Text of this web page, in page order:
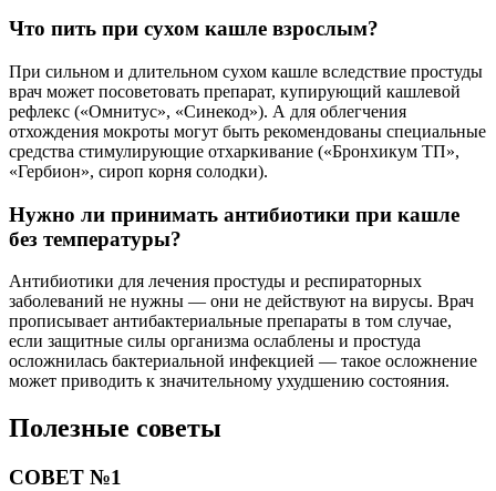
Что пить при сухом кашле взрослым?
При сильном и длительном сухом кашле вследствие простуды
врач может посоветовать препарат, купирующий кашлевой
рефлекс («Омнитус», «Синекод»). А для облегчения
отхождения мокроты могут быть рекомендованы специальные
средства стимулирующие отхаркивание («Бронхикум ТП»,
«Гербион», сироп корня солодки).
Нужно ли принимать антибиотики при кашле
без температуры?
Антибиотики для лечения простуды и респираторных
заболеваний не нужны — они не действуют на вирусы. Врач
прописывает антибактериальные препараты в том случае,
если защитные силы организма ослаблены и простуда
осложнилась бактериальной инфекцией — такое осложнение
может приводить к значительному ухудшению состояния.
Полезные советы
СОВЕТ №1